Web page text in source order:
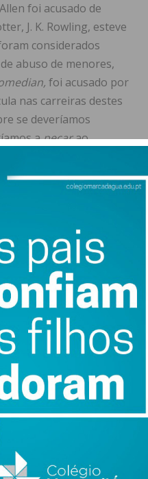
foi acusado de
J. K. Rowling, esteve
considerados
abuso de menores,
foi acusado por
nas carreiras destes
se deveríamos
apecarao
sucesso
desenvolveram, mas
Musk, que agora
ideias sexistas,
redes sociais, com
X (antigo Twiter).
Entre os
Estados Unidos e
fez uma publicação
disso estado
marca se afastaram
Milhão criou um
ser disruptivo, expondo
notoriedade.
comprou minutos de
nascimento, mas sim